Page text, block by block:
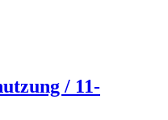
/ 11-